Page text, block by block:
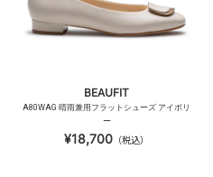
BEAUFIT
A80WAG 晴雨兼用フラットシューズ アイボリ
ー
¥18,700 （税込）